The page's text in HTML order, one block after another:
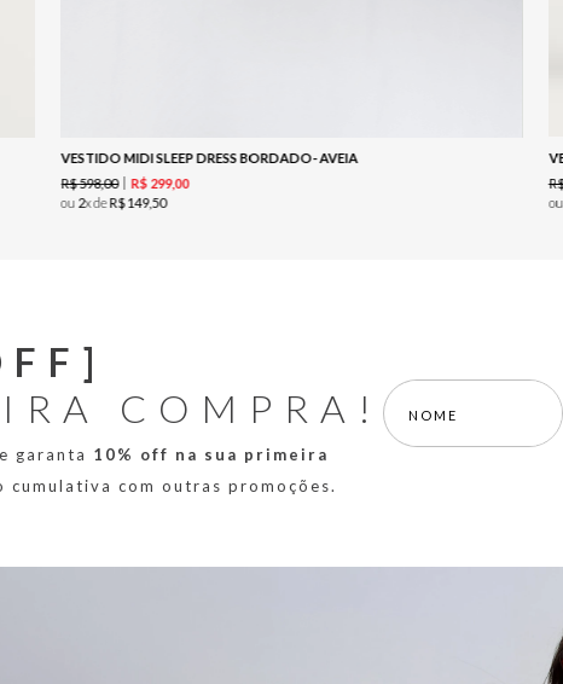
VESTIDO MIDI SLEEP DRESS BORDADO- AVEIA
R$598,00 R$ 299,00
ou 2x deR$149,50
ou
COMPRA!
garanta 10% off na sua primeira
cumulativa com outras promoções.